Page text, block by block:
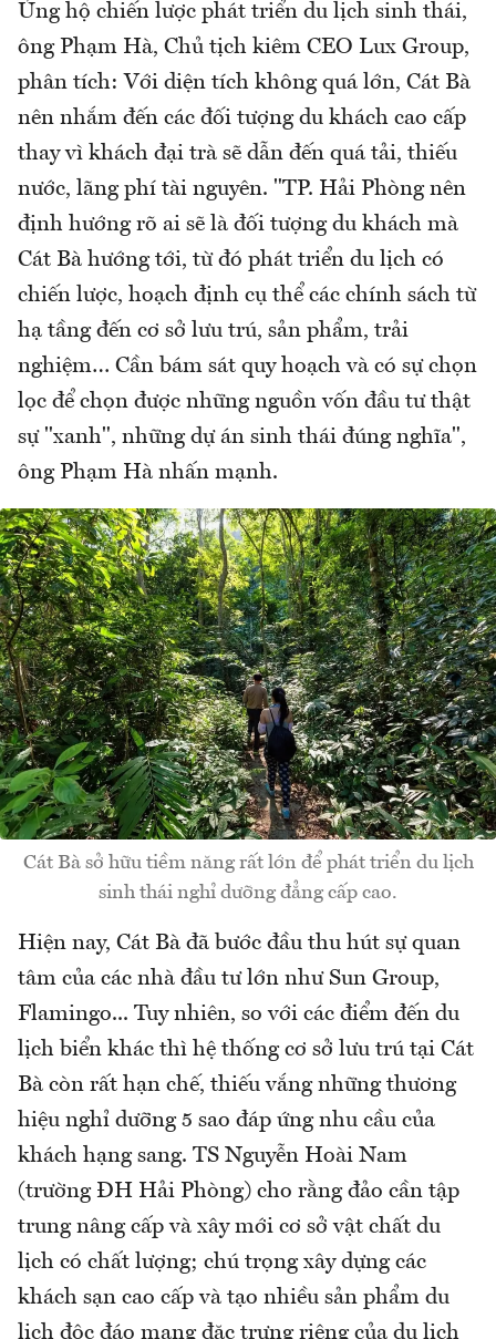
Ủng hộ chiến lược phát triển du lịch sinh thái,
ông Phạm Hà, Chủ tịch kiêm CEO Lux Group,
phân tích: Với diện tích không quá lớn, Cát Bà
nên nhắm đến các đối tượng du khách cao cấp
thay vì khách đại trà sẽ dẫn đến quá tải, thiếu
nước, lãng phí tài nguyên. "TP. Hải Phòng nên
định hướng rõ ai sẽ là đối tượng du khách mà
Cát Bà hướng tới, từ đó phát triển du lịch có
chiến lược, hoạch định cụ thể các chính sách từ
hạ tầng đến cơ sở lưu trú, sản phẩm, trải
nghiệm… Cần bám sát quy hoạch và có sự chọn
lọc để chọn được những nguồn vốn đầu tư thật
sự "xanh", những dự án sinh thái đúng nghĩa",
ông Phạm Hà nhấn mạnh.
Cát Bà sở hữu tiềm năng rất lớn để phát triển du lịch
sinh thái nghỉ dưỡng đẳng cấp cao.
Hiện nay, Cát Bà đã bước đầu thu hút sự quan
tâm của các nhà đầu tư lớn như Sun Group,
Flamingo... Tuy nhiên, so với các điểm đến du
lịch biển khác thì hệ thống cơ sở lưu trú tại Cát
Bà còn rất hạn chế, thiếu vắng những thương
hiệu nghỉ dưỡng 5 sao đáp ứng nhu cầu của
khách hạng sang. TS Nguyễn Hoài Nam
(trường ĐH Hải Phòng) cho rằng đảo cần tập
trung nâng cấp và xây mới cơ sở vật chất du
lịch có chất lượng; chú trọng xây dựng các
khách sạn cao cấp và tạo nhiều sản phẩm du
lịch độc đáo mang đặc trưng riêng của du lịch